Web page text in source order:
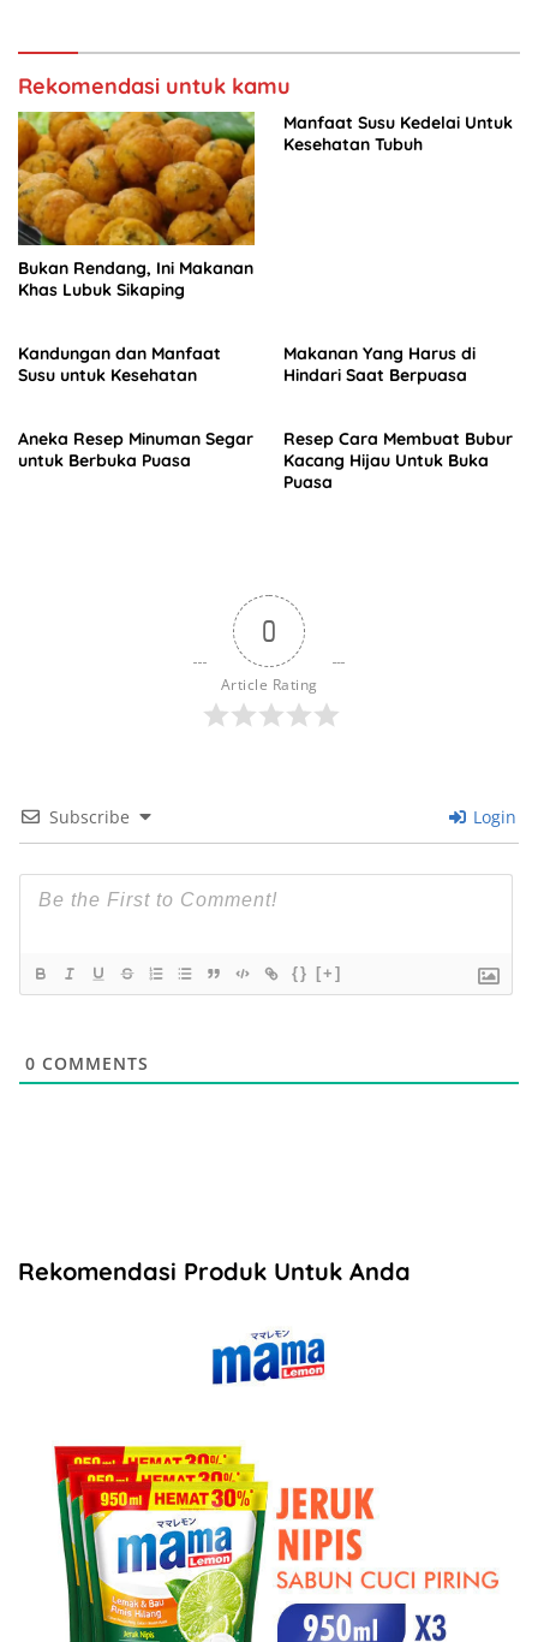
Rekomendasi untuk kamu
Bukan Rendang, Ini Makanan
Khas Lubuk Sikaping
Manfaat Susu Kedelai Untuk
Kesehatan Tubuh
Kandungan dan Manfaat
Susu untuk Kesehatan
Makanan Yang Harus di
Hindari Saat Berpuasa
Aneka Resep Minuman Segar
untuk Berbuka Puasa
Resep Cara Membuat Bubur
Kacang Hijau Untuk Buka
Puasa
0
Article Rating
Subscribe Login
{} [+]
0 COMMENTS
Rekomendasi Produk Untuk Anda